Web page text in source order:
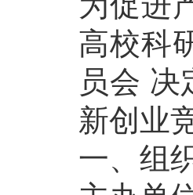
高校科
员会
新创业
一、组